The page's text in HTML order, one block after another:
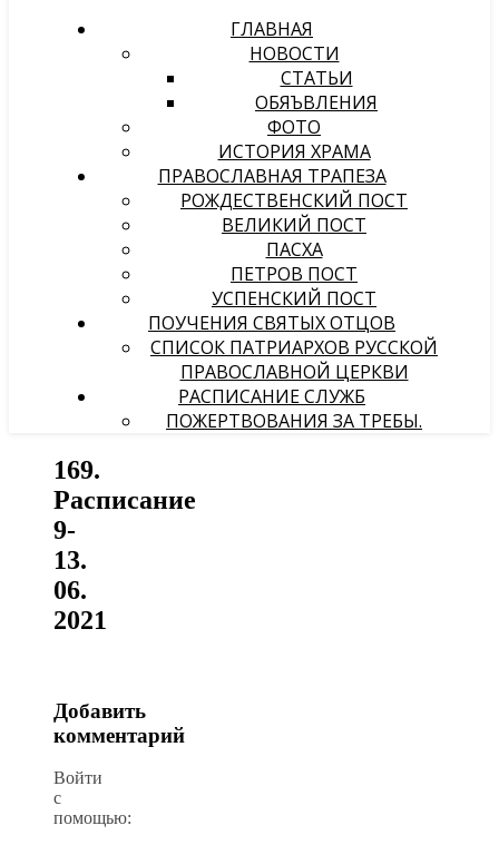
ГЛАВНАЯ
НОВОСТИ
СТАТЬИ
ОБЯЪВЛЕНИЯ
ФОТО
ИСТОРИЯ ХРАМА
ПРАВОСЛАВНАЯ ТРАПЕЗА
РОЖДЕСТВЕНСКИЙ ПОСТ
ВЕЛИКИЙ ПОСТ
ПАСХА
ПЕТРОВ ПОСТ
УСПЕНСКИЙ ПОСТ
ПОУЧЕНИЯ СВЯТЫХ ОТЦОВ
СПИСОК ПАТРИАРХОВ РУССКОЙ
ПРАВОСЛАВНОЙ ЦЕРКВИ
РАСПИСАНИЕ СЛУЖБ
ПОЖЕРТВОВАНИЯ ЗА ТРЕБЫ.
169.
Расписание
9-
13.
06.
2021
Добавить
комментарий
Войти
с
помощью: